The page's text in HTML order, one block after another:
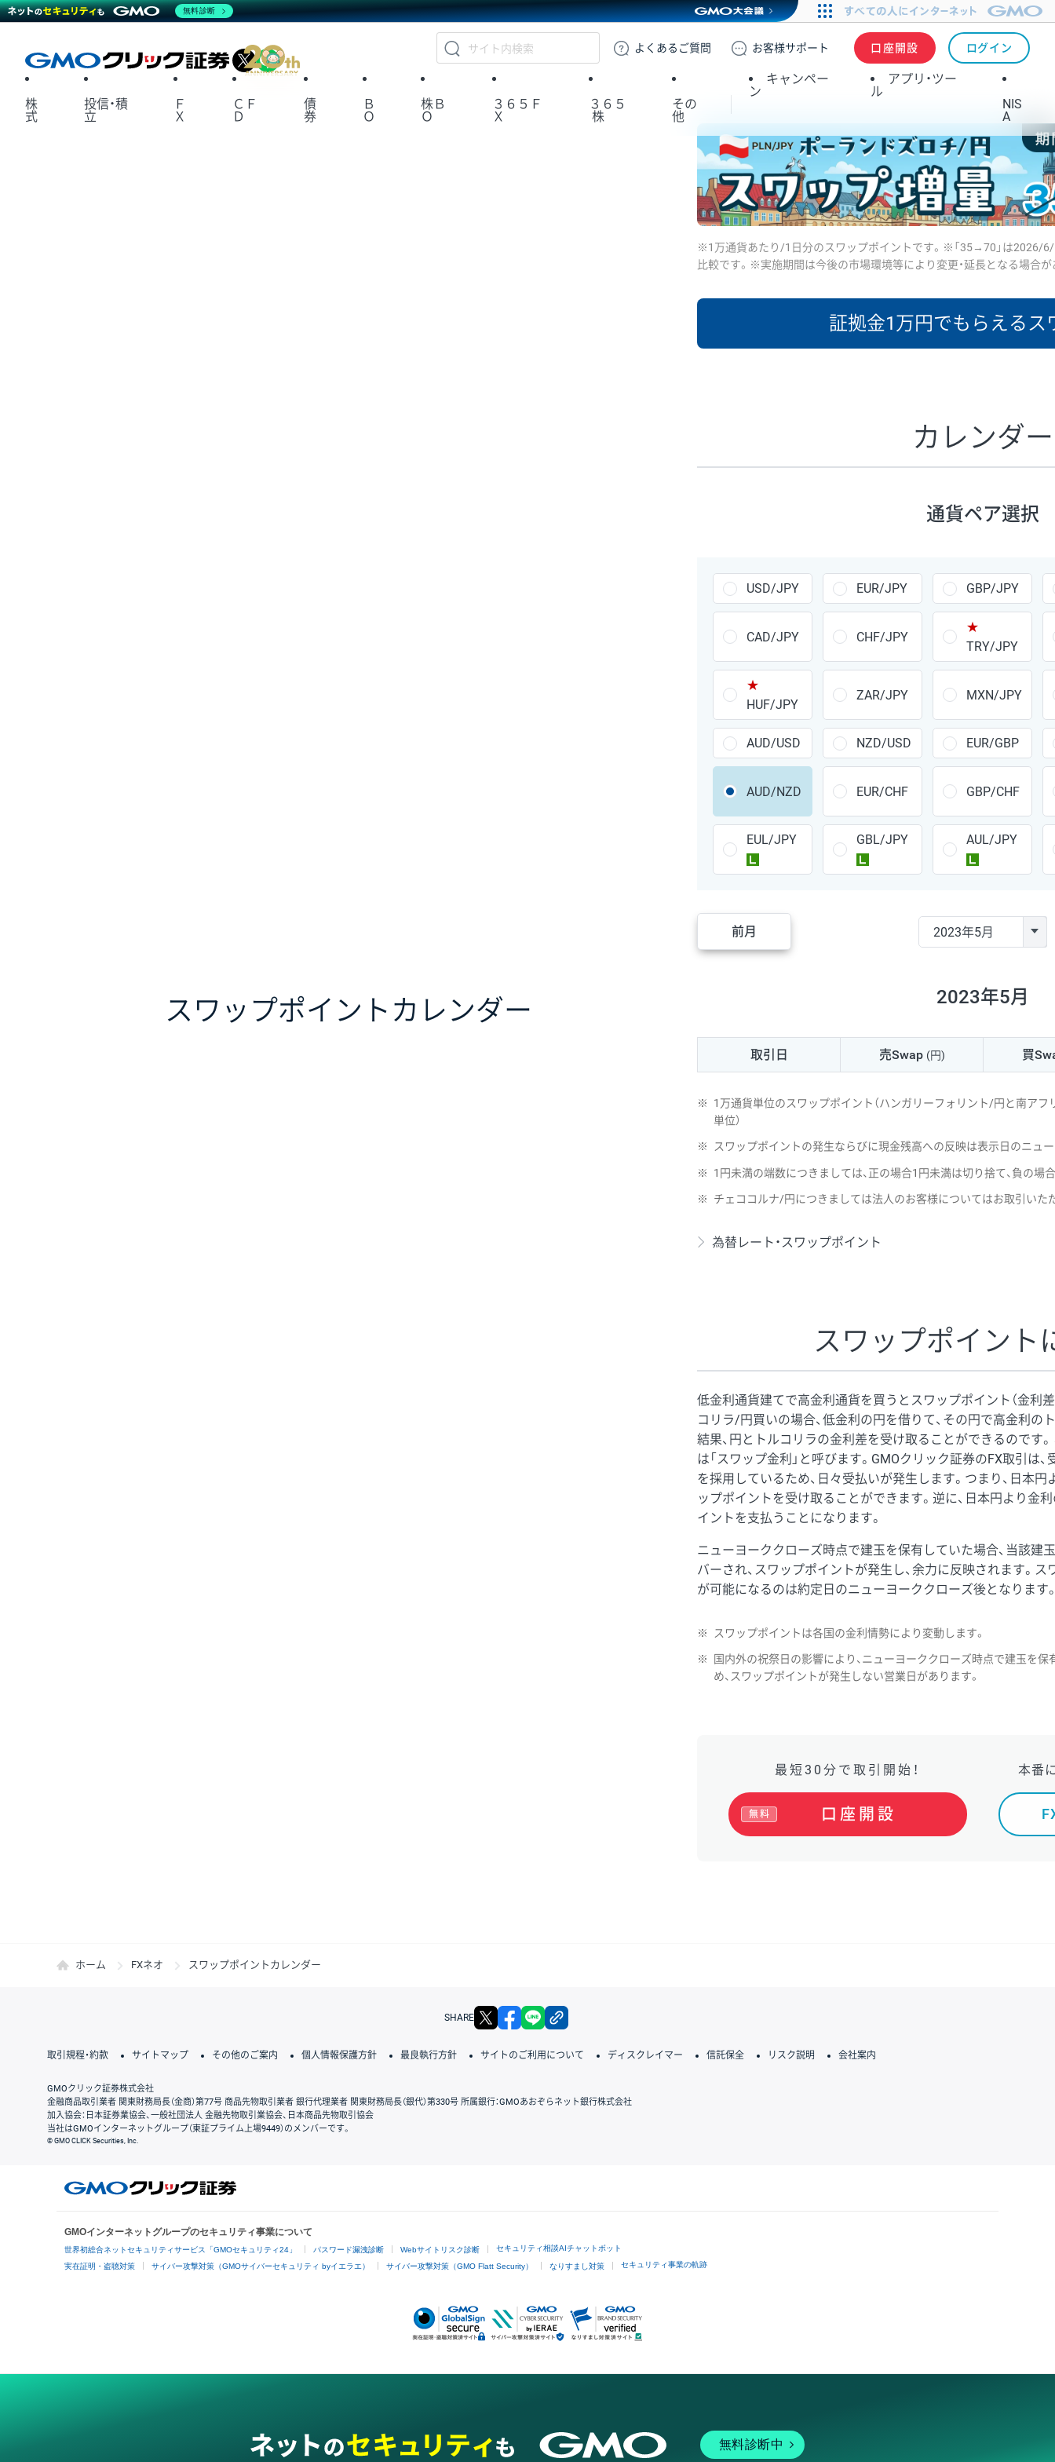
GMOクリック証券
よくある ご質問 お客様サポート 口座開設 ログイン
X
株
式
投信・積
立
Ｆ
Ｘ
ＣＦ
Ｄ
債
券
Ｂ
Ｏ
株Ｂ
Ｏ
３６５Ｆ
Ｘ
３６５
株
その
他
キャンペー
ン
アプリ・ツー
ル
NIS
A
スワップポイント カレンダー
※1万通貨あたり/1日分のスワップポイントです。※「35→70」は2026/6/
比較です。※実施期間は今後の市場環境等により変更・延長となる場合が
証拠金1万円でもらえるス
あたりの
ポイント
GBP/JPY 170円
AUD/JPY 106円
NZD/JPY 28円
CAD/JPY 38円
CHF/JPY 34円
PLN/JPY 35円
HUF/JPY 16円
ZAR/JPY 130円
MXN/JPY 140円
AUD/USD
EUR/AUD 103円
160円
※ハンガリーフォリント/円と南アフリカランド/円とメキシコペソ/
カレンダー
通貨ペア選択
USD/JPY EUR/JPY GBP/JPY
CAD/JPY CHF/JPY
★
TRY/JPY
★
HUF/JPY
ZAR/JPY MXN/JPY
AUD/USD NZD/USD EUR/GBP
AUD/NZD EUR/CHF GBP/CHF
EUL/JPY
GBL/JPY
AUL/JPY
前月
2023年5月
取引日 売Swap (円) 買
※
1万通貨単位のスワップポイント（ハンガリーフォリント/円と南ア
単位）
※ スワップポイントの発生ならびに現金残高への反映は表示日のニュ
※ 1円未満の端数につきましては、正の場合1円未満は切り捨て、負の場
※ チェココルナ/円につきましては法人のお客様についてはお取引いた
為替レート・スワップポイント
スワップポイント
低金利通貨建てで高金利通貨を買うとスワップポイント（金利
コリラ/円買いの場合、低金利の円を借りて、その円で高金利の
結果、円とトルコリラの金利差を受け取ることができるのです
は「スワップ金利」と呼びます。GMOクリック証券のFX取引は
を採用しているため、日々受払いが発生します。つまり、日本
ップポイントを受け取ることができます。逆に、日本円より金
イントを支払うことになります。
ニューヨーククローズ時点で建玉を保有していた場合、当該建
バーされ、スワップポイントが発生し、余力に反映されます。
が可能になるのは約定日のニューヨーククローズ後となります
※ スワップポイントは各国の金利情勢により変動します。
※
国内外の祝祭日の影響により、ニューヨーククローズ時点で建玉を
め、スワップポイントが発生しない営業日があります。
最短30分で取引開始！
口座開設
無料
本番
ホーム FXネオ スワップポイントカレンダー
SHARE X facebook
取引規程・約款 サイトマップ その他のご案内 個人情報保護方針 最良執行方針 サイトのご利用について ディスクレイマー 信託保全 リスク説明 会社案内
GMOクリック証券株式会社
金融商品取引業者 関東財務局長（金商）第77号 商品先物取引業者 銀行代理業者 関東財務局長（銀代）第330号 所属銀行：GMOあおぞらネット銀行株式会社
加入協会：日本証券業協会、一般社団法人 金融先物取引業協会、日本商品先物取引協会
当社はGMOインターネットグループ（東証プライム上場9449）のメンバーです。
© GMO CLICK Securities, Inc.
GMOインターネットグループのセキュリティ事業について
世界初総合ネットセキュリティサービス「GMOセキュリティ24」 パスワード漏洩診断 Webサイトリスク診断 セキュリティ相談AIチャットボット
実在証明・盗聴対策 サイバー攻撃対策（GMOサイバーセキュリティ byイエラエ） サイバー攻撃対策（GMO Flatt Security） なりすまし対策 セキュリティ事業の軌跡
無料診断中
無料診断